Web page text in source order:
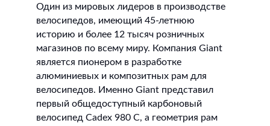
Один из мировых лидеров в производстве
велосипедов, имеющий 45-летнюю
историю и более 12 тысяч розничных
магазинов по всему миру. Компания Giant
является пионером в разработке
алюминиевых и композитных рам для
велосипедов. Именно Giant представил
первый общедоступный карбоновый
велосипед Cadex 980 C, а геометрия рам